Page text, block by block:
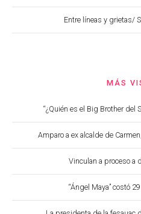
Entre líneas y grietas/
MÁS
“¿Quién es el Big Brother del
Amparo a ex alcalde de
Vinculan a proceso a
“Ángel Maya” costó